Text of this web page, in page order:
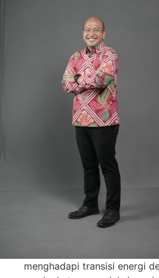
menghadapi transisi energi